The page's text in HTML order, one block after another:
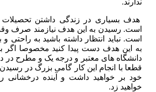
ندارند.
هدف بسیاری در زندگی داشتن تحصیلات
است‌. رسیدن به این هدف نیازمند صرف
است. نباید انتظار داشته باشید به راحتی
به این هدف دست پیدا کنید مخصوصا اگر
دانشگاه های معتبر و درجه یک و مطرح در
قطعا با انجام این کار گامی بزرگ در
خود بر خواهید داشت و آینده درخشانی
خواهید زد‌.